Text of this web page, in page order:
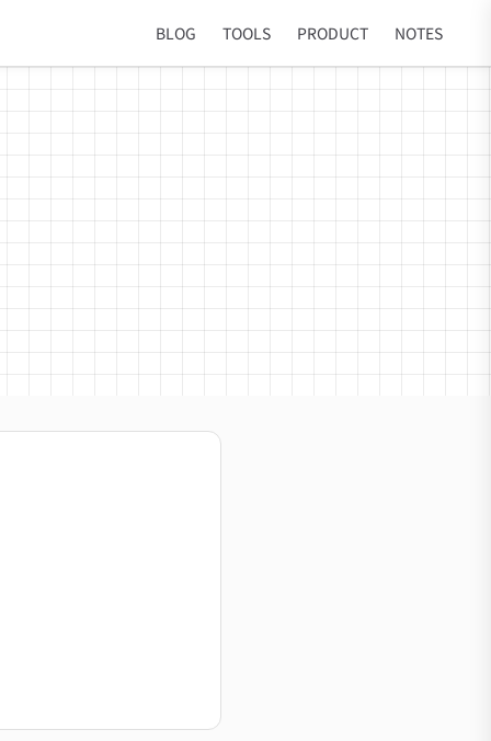
BLOG TOOLS PRODUCT NOTES